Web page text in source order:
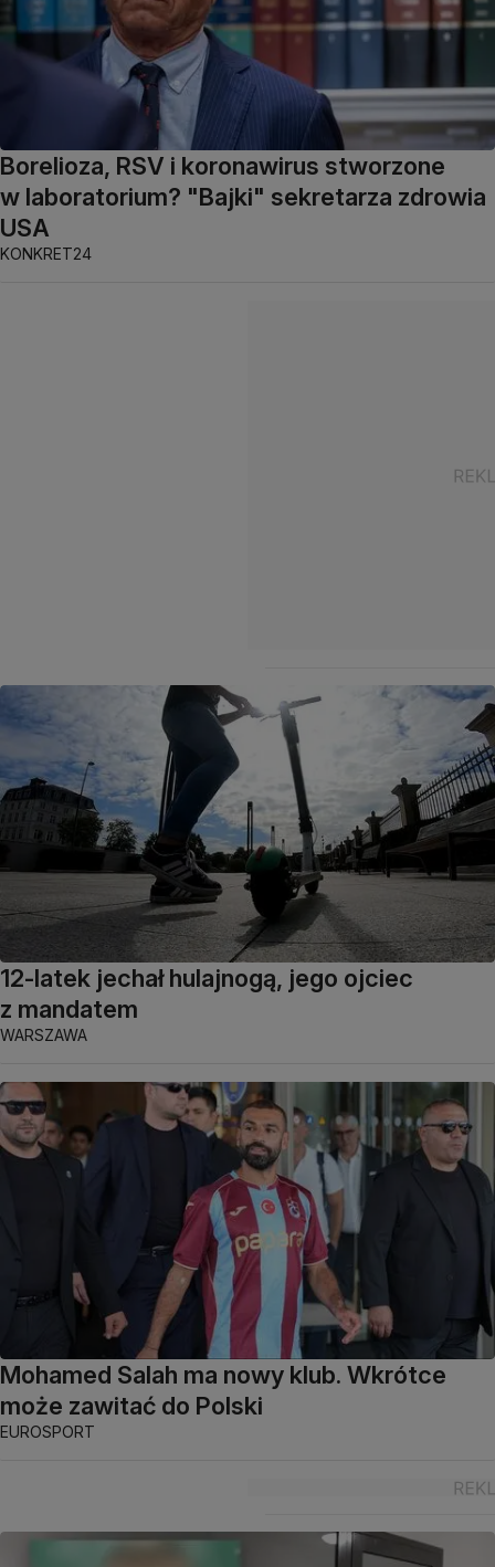
Borelioza, RSV i koronawirus stworzone
w laboratorium? "Bajki" sekretarza zdrowia
USA
KONKRET24
12-latek jechał hulajnogą, jego ojciec
z mandatem
WARSZAWA
Mohamed Salah ma nowy klub. Wkrótce
może zawitać do Polski
EUROSPORT